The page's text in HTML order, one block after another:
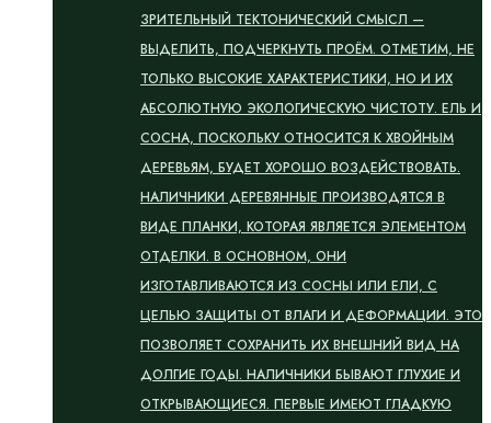
ЗРИТЕЛЬНЫЙ ТЕКТОНИЧЕСКИЙ СМЫСЛ —
ВЫДЕЛИТЬ, ПОДЧЕРКНУТЬ ПРОЁМ. ОТМЕТИМ, НЕ
ТОЛЬКО ВЫСОКИЕ ХАРАКТЕРИСТИКИ, НО И ИХ
АБСОЛЮТНУЮ ЭКОЛОГИЧЕСКУЮ ЧИСТОТУ. ЕЛЬ И
СОСНА, ПОСКОЛЬКУ ОТНОСИТСЯ К ХВОЙНЫМ
ДЕРЕВЬЯМ, БУДЕТ ХОРОШО ВОЗДЕЙСТВОВАТЬ.
НАЛИЧНИКИ ДЕРЕВЯННЫЕ ПРОИЗВОДЯТСЯ В
ВИДЕ ПЛАНКИ, КОТОРАЯ ЯВЛЯЕТСЯ ЭЛЕМЕНТОМ
ОТДЕЛКИ. В ОСНОВНОМ, ОНИ
ИЗГОТАВЛИВАЮТСЯ ИЗ СОСНЫ ИЛИ ЕЛИ, С
ЦЕЛЬЮ ЗАЩИТЫ ОТ ВЛАГИ И ДЕФОРМАЦИИ. ЭТО
ПОЗВОЛЯЕТ СОХРАНИТЬ ИХ ВНЕШНИЙ ВИД НА
ДОЛГИЕ ГОДЫ. НАЛИЧНИКИ БЫВАЮТ ГЛУХИЕ И
ОТКРЫВАЮЩИЕСЯ. ПЕРВЫЕ ИМЕЮТ ГЛАДКУЮ